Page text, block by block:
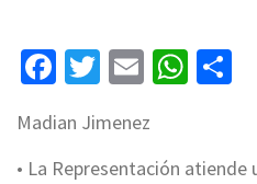
Facebook
Twitter
Email
Madian Jimenez
• La Representación